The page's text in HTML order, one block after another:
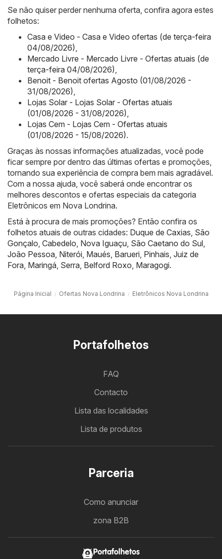
Se não quiser perder nenhuma oferta, confira agora estes
folhetos:
Casa e Video - Casa e Video ofertas (de terça-feira
04/08/2026),
Mercado Livre - Mercado Livre - Ofertas atuais (de
terça-feira 04/08/2026),
Benoit - Benoit ofertas Agosto (01/08/2026 -
31/08/2026),
Lojas Solar - Lojas Solar - Ofertas atuais
(01/08/2026 - 31/08/2026),
Lojas Cem - Lojas Cem - Ofertas atuais
(01/08/2026 - 15/08/2026).
Graças às nossas informações atualizadas, você pode
ficar sempre por dentro das últimas ofertas e promoções,
tornando sua experiência de compra bem mais agradável.
Com a nossa ajuda, você saberá onde encontrar os
melhores descontos e ofertas especiais da categoria
Eletrônicos em Nova Londrina.
Está à procura de mais promoções? Então confira os
folhetos atuais de outras cidades: Duque de Caxias, São
Gonçalo, Cabedelo, Nova Iguaçu, São Caetano do Sul,
João Pessoa, Niterói, Maués, Barueri, Pinhais, Juiz de
Fora, Maringá, Serra, Belford Roxo, Maragogi.
Página Inicial Ofertas Nova Londrina Eletrônicos Nova Londrina
Portafolhetos
FAQ
Contacto
Lista das localidades
Lista de produtos
Parceria
Como anunciar
zona B2B
Portafolhetos